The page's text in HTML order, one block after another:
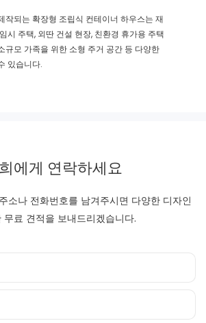
작되는 확장형 조립식 컨테이너 하우스는 재
시 주택, 외딴 건설 현장, 친환경 휴가용 주택
규모 가족을 위한 소형 주거 공간 등 다양한
있습니다.
에게 연락하세요
소나 전화번호를 남겨주시면 다양한 디자인
무료 견적을 보내드리겠습니다.